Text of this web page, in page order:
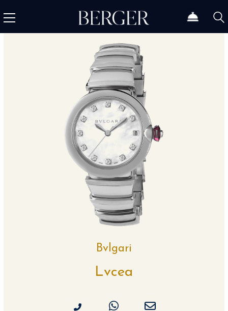
Bvlgari
Lvcea